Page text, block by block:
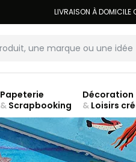
LIVRAISON À DOMICILE
Papeterie
&Scrapbooking
Décoration
&Loisirs